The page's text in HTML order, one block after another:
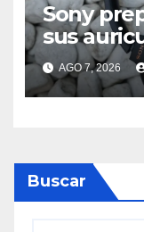
Sony
sus
ahora
AGO 7, 2026
Buscar